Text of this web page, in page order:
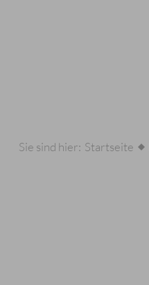
Sie sind hier: Startseite